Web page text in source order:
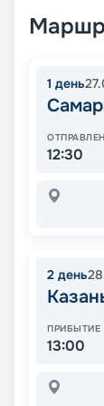
1 день
12:30
2 день
ПРИБЫТИЕ
13:00